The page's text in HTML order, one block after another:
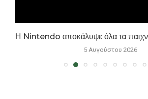
Η Nintendo αποκάλυψε όλα τα
5 Αυγούστου 2026